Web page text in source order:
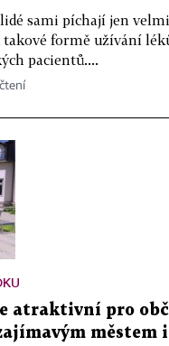
sami píchají jen
formě užívání
pacientů....
atraktivní pro
městem